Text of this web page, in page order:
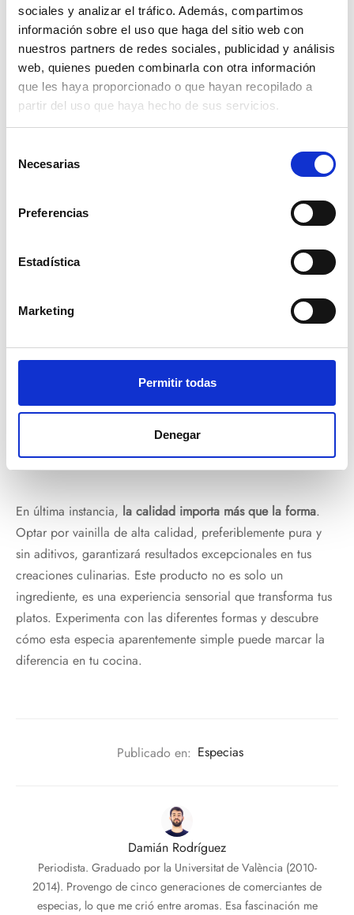
sociales y analizar el tráfico. Además, compartimos
información sobre el uso que haga del sitio web con
nuestros partners de redes sociales, publicidad y análisis
web, quienes pueden combinarla con otra información
que les haya proporcionado o que hayan recopilado a
partir del uso que haya hecho de sus servicios.
Necesarias
Preferencias
Estadística
Marketing
Permitir todas
Denegar
La elección de la mejor opción entre los tipos de vainilla
depende del plato que estés preparando y de tus
preferencias personales. Si buscas una experiencia auténtica
y visualmente impresionante, la vaina es insuperable. Para
conveniencia y versatilidad, la pasta y el extracto son
para espolvorear sobre postres delicados, mientras que la
En última instancia, la calidad importa más que la forma.
Optar por vainilla de alta calidad, preferiblemente pura y
sin aditivos, garantizará resultados excepcionales en tus
creaciones culinarias. Este producto no es solo un
ingrediente, es una experiencia sensorial que transforma tus
platos. Experimenta con las diferentes formas y descubre
cómo esta especia aparentemente simple puede marcar la
diferencia en tu cocina.
Publicado en: Especias
Damián Rodríguez
Periodista. Graduado por la Universitat de València (2010-
2014). Provengo de cinco generaciones de comerciantes de
especias, lo que me crió entre aromas. Esa fascinación me